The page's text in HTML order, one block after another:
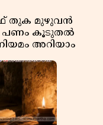
തുക മുഴുവൻ
പണം കൂടുതൽ
അറിയാം